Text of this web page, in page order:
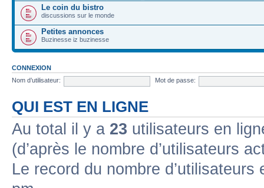
Le coin du bistro
discussions sur le monde
Petites annonces
Buzinesse iz buzinesse
CONNEXION
Nom d’utilisateur:
Mot de passe:
QUI EST EN LIGNE
Au total il y a 23 utilisateurs en
(d’après le nombre d’utilisateurs
Le record du nombre